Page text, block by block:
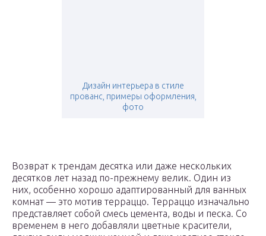
Дизайн интерьера в стиле
прованс, примеры оформления,
фото
Возврат к трендам десятка или даже нескольких
десятков лет назад по-прежнему велик. Один из
них, особенно хорошо адаптированный для ванных
комнат — это мотив терраццо. Терраццо изначально
представляет собой смесь цемента, воды и песка. Со
временем в него добавляли цветные красители,